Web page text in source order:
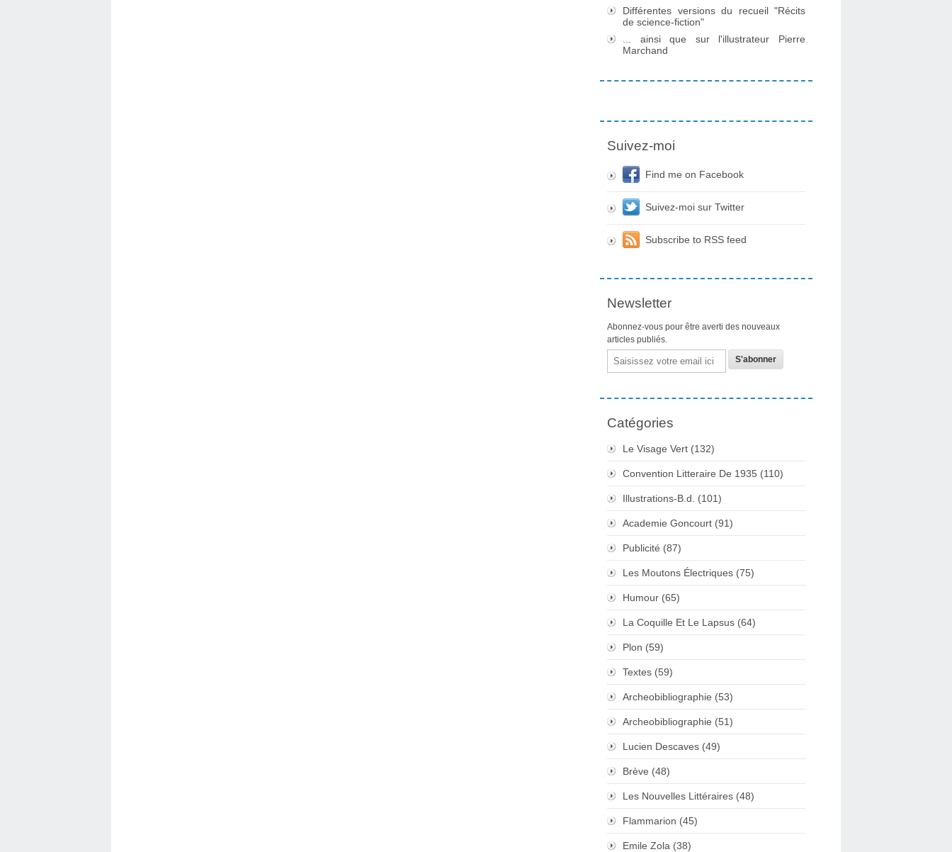
Différentes versions du recueil "Récits
de science-fiction"
... ainsi que sur l'illustrateur Pierre
Marchand
Suivez-moi
Find me on Facebook
Suivez-moi sur Twitter
Subscribe to RSS feed
Newsletter
Abonnez-vous pour être averti des nouveaux
articles publiés.
Email
Catégories
Le Visage Vert (132)
Convention Litteraire De 1935 (110)
Illustrations-B.d. (101)
Academie Goncourt (91)
Publicité (87)
Les Moutons Électriques (75)
Humour (65)
La Coquille Et Le Lapsus (64)
Plon (59)
Textes (59)
Archeobibliographie (53)
Archeobibliographie (51)
Lucien Descaves (49)
Brève (48)
Les Nouvelles Littéraires (48)
Flammarion (45)
Emile Zola (38)